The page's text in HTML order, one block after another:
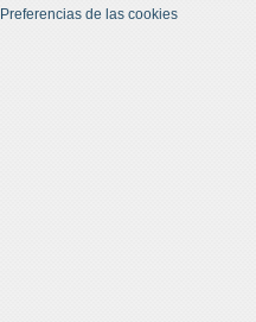
Preferencias de las cookies